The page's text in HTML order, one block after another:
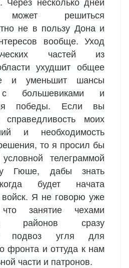
может решиться
не в пользу Дона и
вообще. Уход
частей из
ухудшит общее
и уменьшит шансы
большевиками и
победы. Если вы
справедливость моих
и необходимость
то я просил бы
телеграммой
Гюше, дабы знать
будет начата
войск. Я не говорю уже
занятие чехами
районов сразу
подвоз угля для
фронта и оттуда к нам
части и патронов.